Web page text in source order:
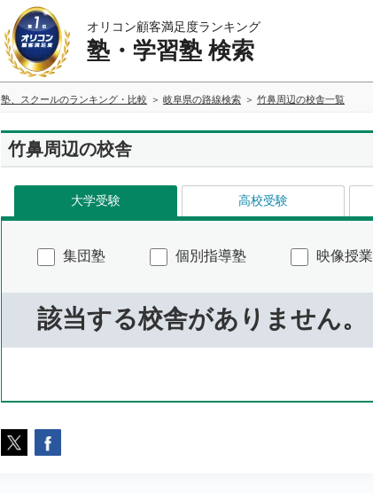
オリコン顧客満足度ランキング
塾・学習塾 検索
塾、スクールのランキング・比較 岐阜県の路線検索 竹鼻周辺の校舎一覧
竹鼻周辺の校舎
大学受験 高校受験
集団塾 個別指導塾 映像授業
該当する校舎がありません。